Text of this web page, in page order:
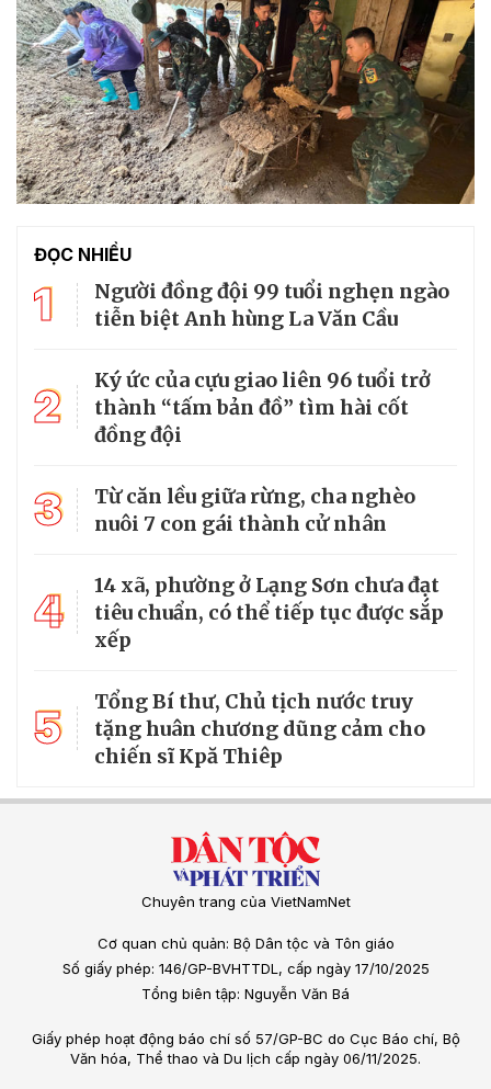
ĐỌC NHIỀU
1
Người đồng đội 99 tuổi nghẹn ngào
tiễn biệt Anh hùng La Văn Cầu
2
Ký ức của cựu giao liên 96 tuổi trở
thành “tấm bản đồ” tìm hài cốt
đồng đội
3
Từ căn lều giữa rừng, cha nghèo
nuôi 7 con gái thành cử nhân
4
14 xã, phường ở Lạng Sơn chưa đạt
tiêu chuẩn, có thể tiếp tục được sắp
xếp
5
Tổng Bí thư, Chủ tịch nước truy
tặng huân chương dũng cảm cho
chiến sĩ Kpă Thiêp
Chuyên trang của VietNamNet
Cơ quan chủ quản: Bộ Dân tộc và Tôn giáo
Số giấy phép: 146/GP-BVHTTDL, cấp ngày 17/10/2025
Tổng biên tập: Nguyễn Văn Bá
Giấy phép hoạt động báo chí số 57/GP-BC do Cục Báo chí, Bộ
Văn hóa, Thể thao và Du lịch cấp ngày 06/11/2025.